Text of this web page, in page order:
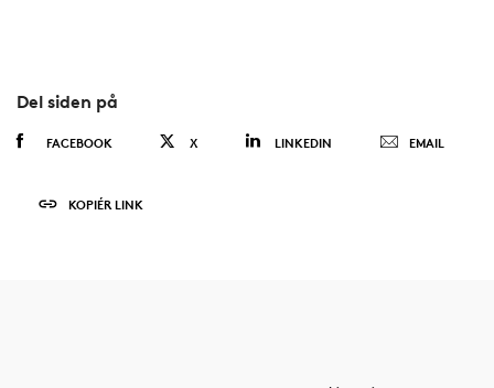
Del siden på
FACEBOOK X LINKEDIN EMAIL
KOPIÉR LINK